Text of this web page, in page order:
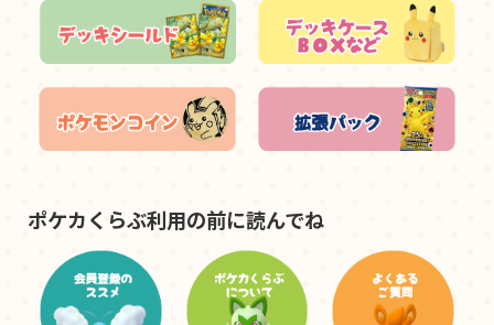
ポケカくらぶ利用の前に読んでね